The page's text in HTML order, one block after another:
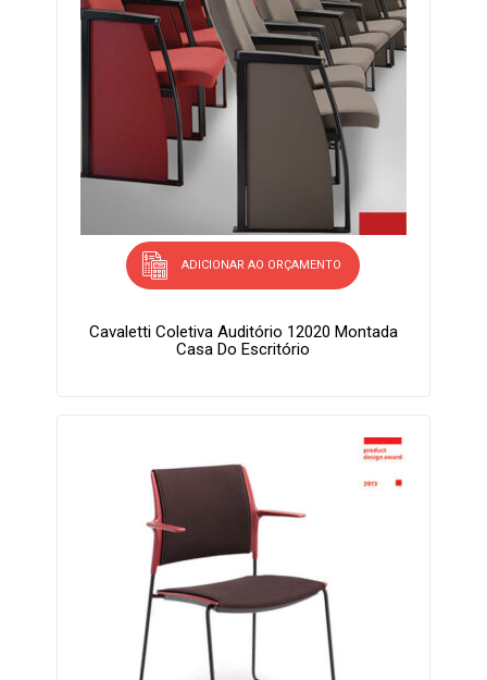
ADICIONAR AO ORÇAMENTO
Cavaletti Coletiva Auditório 12020 Montada
Casa Do Escritório